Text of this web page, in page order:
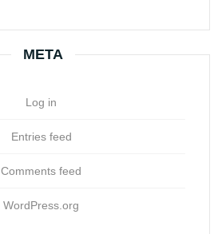
META
Log in
Entries feed
Comments feed
WordPress.org